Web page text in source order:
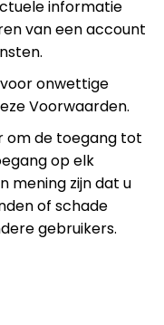
informatie
van een account
onwettige
Voorwaarden.
om de toegang tot
op elk
mening zijn dat u
of schade
gebruikers.